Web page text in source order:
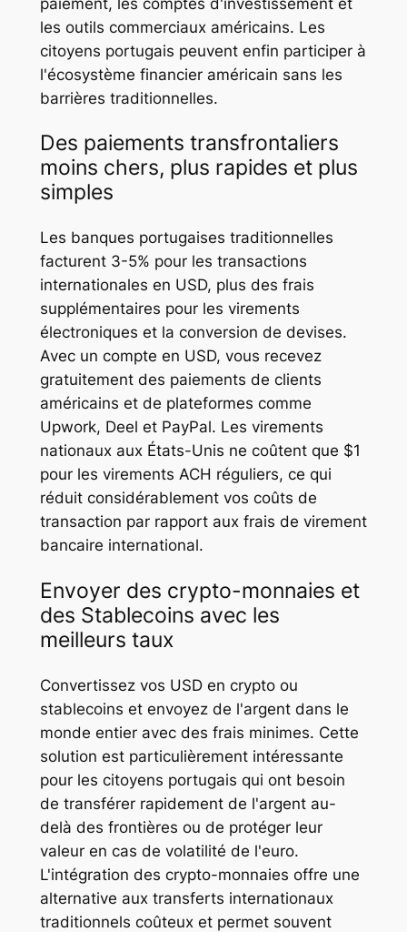
paiement, les comptes d'investissement et
les outils commerciaux américains. Les
citoyens portugais peuvent enfin participer à
l'écosystème financier américain sans les
barrières traditionnelles.
Des paiements transfrontaliers
moins chers, plus rapides et plus
simples
Les banques portugaises traditionnelles
facturent 3-5% pour les transactions
internationales en USD, plus des frais
supplémentaires pour les virements
électroniques et la conversion de devises.
Avec un compte en USD, vous recevez
gratuitement des paiements de clients
américains et de plateformes comme
Upwork, Deel et PayPal. Les virements
nationaux aux États-Unis ne coûtent que $1
pour les virements ACH réguliers, ce qui
réduit considérablement vos coûts de
transaction par rapport aux frais de virement
bancaire international.
Envoyer des crypto-monnaies et
des Stablecoins avec les
meilleurs taux
Convertissez vos USD en crypto ou
stablecoins et envoyez de l'argent dans le
monde entier avec des frais minimes. Cette
solution est particulièrement intéressante
pour les citoyens portugais qui ont besoin
de transférer rapidement de l'argent au-
delà des frontières ou de protéger leur
valeur en cas de volatilité de l'euro.
L'intégration des crypto-monnaies offre une
alternative aux transferts internationaux
traditionnels coûteux et permet souvent